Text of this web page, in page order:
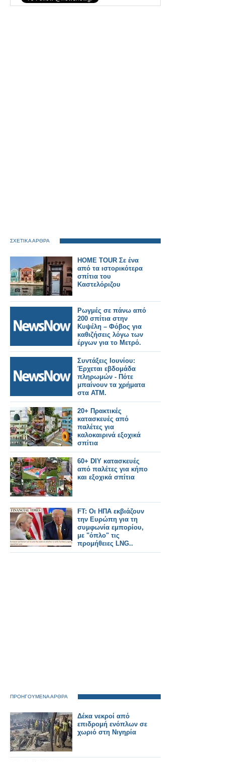
ΣΧΕΤΙΚΑ ΑΡΘΡΑ
HOME TOUR Σε ένα
από τα ιστορικότερα
σπίτια του
Καστελόριζου
Ρωγμές σε πάνω από
200 σπίτια στην
Κυψέλη – Φόβος για
καθιζήσεις λόγω των
έργων για το Μετρό.
Συντάξεις Ιουνίου:
Έρχεται εβδομάδα
πληρωμών - Πότε
μπαίνουν τα χρήματα
στα ΑΤΜ.
20+ Πρακτικές
κατασκευές από
παλέτες για
καλοκαιρινά εξοχικά
σπίτια
60+ DIY κατασκευές
από παλέτες για κήπο
και εξοχικά σπίτια
FT: Οι ΗΠΑ εκβιάζουν
την Ευρώπη για τη
συμφωνία εμπορίου,
με "όπλο" τις
προμήθειες LNG..
ΠΡΟΗΓΟΥΜΕΝΑ ΑΡΘΡΑ
Δέκα νεκροί από
επιδρομή ενόπλων σε
χωριό στη Νιγηρία